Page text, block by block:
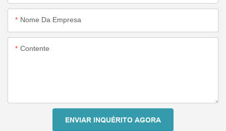
Nome Da Empresa
Contente
ENVIAR INQUÉRITO AGORA